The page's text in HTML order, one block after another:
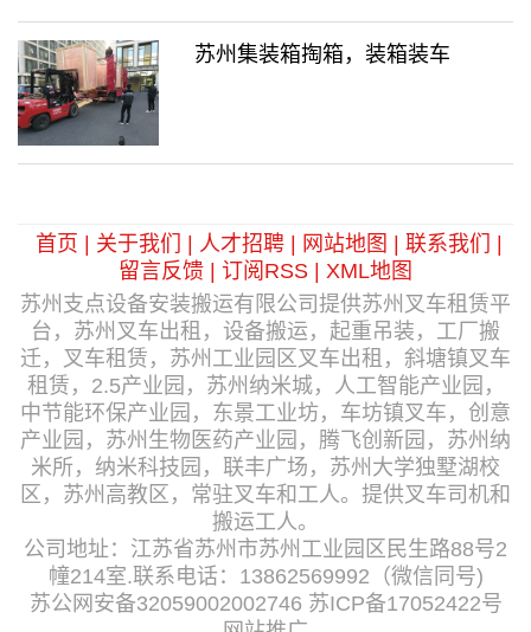
苏州集装箱掏箱，装箱装车
首页 关于我们 人才招聘 网站地图 联系我们
留言反馈
订阅RSS
XML地图
苏州支点设备安装搬运有限公司提供苏州叉车租赁平
台，苏州叉车出租，设备搬运，起重吊装，工厂搬
迁，叉车租赁，苏州工业园区叉车出租，斜塘镇叉车
租赁，2.5产业园，苏州纳米城，人工智能产业园，
中节能环保产业园，东景工业坊，车坊镇叉车，创意
产业园，苏州生物医药产业园，腾飞创新园，苏州纳
米所，纳米科技园，联丰广场，苏州大学独墅湖校
区，苏州高教区，常驻叉车和工人。提供叉车司机和
搬运工人。
公司地址：江苏省苏州市苏州工业园区民生路88号2
幢214室.联系电话：13862569992（微信同号)
苏公网安备32059002002746 苏ICP备17052422号